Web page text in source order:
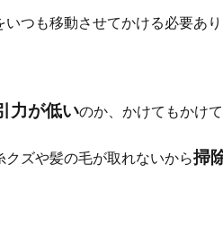
いつも移動させてかける必要あり
力が低いのか、かけてもかけ
クズや髪の毛が取れないから掃